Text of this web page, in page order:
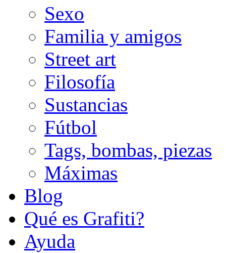
Sexo
Familia y amigos
Street art
Filosofía
Sustancias
Fútbol
Tags, bombas, piezas
Máximas
Blog
Qué es Grafiti?
Ayuda